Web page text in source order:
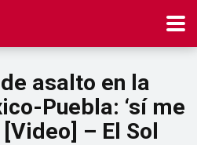
asalto en la
Puebla: ‘sí me
– El Sol